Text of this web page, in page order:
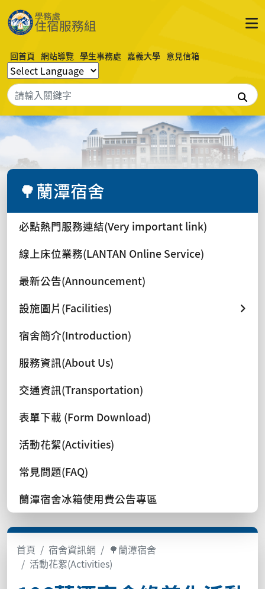
回首頁 網站導覽 學生事務處 嘉義大學 意見信箱
搜尋
🌳蘭潭宿舍
必點熱門服務連結(Very important link)
線上床位業務(LANTAN Online Service)
最新公告(Announcement)
設施圖片(Facilities)
宿舍簡介(Introduction)
服務資訊(About Us)
交通資訊(Transportation)
表單下載 (Form Download)
活動花絮(Activities)
常見問題(FAQ)
蘭潭宿舍冰箱使用費公告專區
首頁 宿舍資訊網
🌳蘭潭宿舍
活動花絮(Activities)